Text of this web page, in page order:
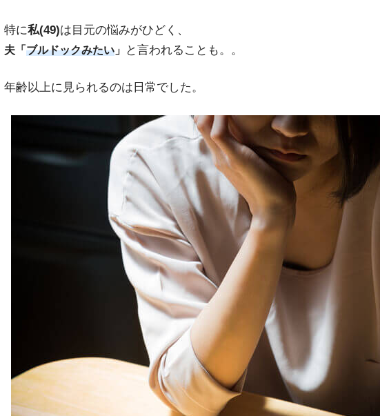
特に私(49)は目元の悩みがひどく、
夫「 ブルドックみたい 」 と言われることも。。
年齢以上に見られるのは日常でした。